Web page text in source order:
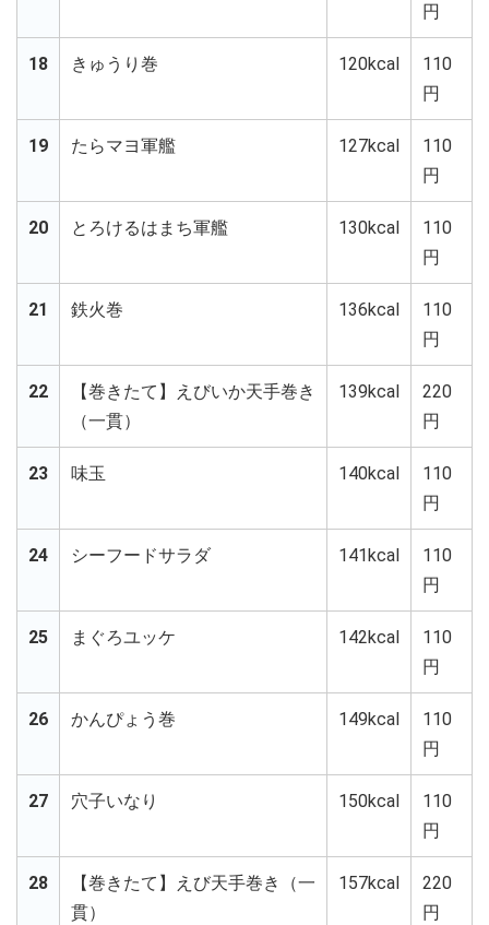
円
18 きゅうり巻 120kcal
110
円
19 たらマヨ軍艦 127kcal
110
円
20 とろけるはまち軍艦 130kcal
110
円
21 鉄火巻 136kcal
110
円
22
【巻きたて】えびいか天手巻き
（一貫）
139kcal
220
円
23 味玉 140kcal
110
円
24 シーフードサラダ 141kcal
110
円
25 まぐろユッケ 142kcal
110
円
26 かんぴょう巻 149kcal
110
円
27 穴子いなり 150kcal
110
円
28
【巻きたて】えび天手巻き（一
貫）
157kcal
220
円